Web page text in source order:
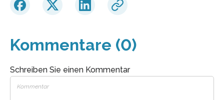
Kommentare (0)
Schreiben Sie einen Kommentar